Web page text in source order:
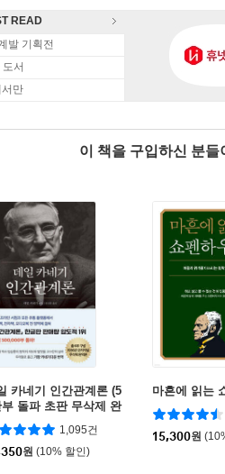
READ
발 기획전
서
만
이 책을 구입하신 분
카네기 인간관계론 (5
돌파 초판 무삭제 완
)
1,095건
원 (10% 할인)
마흔에 읽는
15,300원